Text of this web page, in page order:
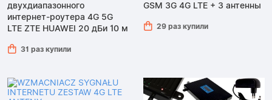
двухдиапазонного
интернет-роутера 4G 5G
LTE ZTE HUAWEI 20 дБи 10 м
31 раз купили
GSM 3G 4G LTE + 3 антенны
29 раз купили